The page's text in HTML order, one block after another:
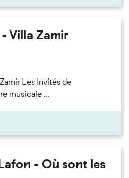
Villa Zamir
Les Invités de
musicale ...
- Où sont les